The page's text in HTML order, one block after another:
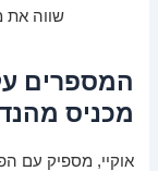
שווה את
המספרים
מכניס
אוקיי, מספיק עם